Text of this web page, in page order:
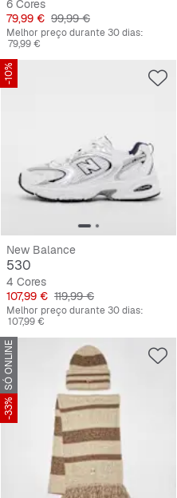
6 Cores
Preço
79,99 € Preço original
99,99 €
Melhor preço durante 30 dias:
79,99 €
-10%
New Balance
530
4 Cores
Preço
107,99 € Preço original
119,99 €
Melhor preço durante 30 dias:
107,99 €
SÓ ONLINE
-33%